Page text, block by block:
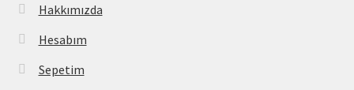
Hakkımızda
Hesabım
Sepetim